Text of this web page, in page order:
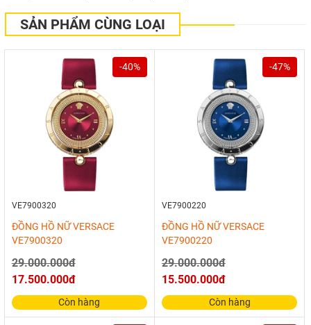
SẢN PHẨM CÙNG LOẠI
-40%
VE7900320
ĐỒNG HỒ NỮ VERSACE
VE7900320
29.000.000đ
17.500.000đ
Còn hàng
-47%
VE7900220
ĐỒNG HỒ NỮ VERSACE
VE7900220
29.000.000đ
15.500.000đ
Còn hàng